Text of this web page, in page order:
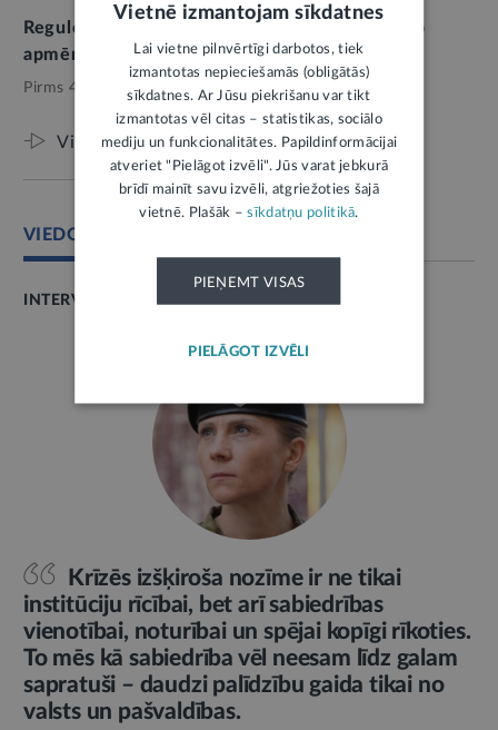
Regulējums nenosaka uzturlīdzekļu maksimālo
apmēru
1
Pirms 4 mēnešiem, Tieslietas
Viss par šo tēmu
VIEDOKĻI
INTERVIJA
Krīzēs izšķiroša nozīme ir ne tikai
institūciju rīcībai, bet arī sabiedrības
vienotībai, noturībai un spējai kopīgi rīkoties.
To mēs kā sabiedrība vēl neesam līdz galam
sapratuši – daudzi palīdzību gaida tikai no
valsts un pašvaldības.
Vietnē izmantojam sīkdatnes
Lai vietne pilnvērtīgi darbotos, tiek
izmantotas nepieciešamās (obligātās)
sīkdatnes. Ar Jūsu piekrišanu var tikt
izmantotas vēl citas – statistikas, sociālo
mediju un funkcionalitātes. Papildinformācijai
atveriet "Pielāgot izvēli". Jūs varat jebkurā
brīdī mainīt savu izvēli, atgriežoties šajā
vietnē. Plašāk –sīkdatņu politikā.
PIEŅEMT VISAS
PIELĀGOT IZVĒLI